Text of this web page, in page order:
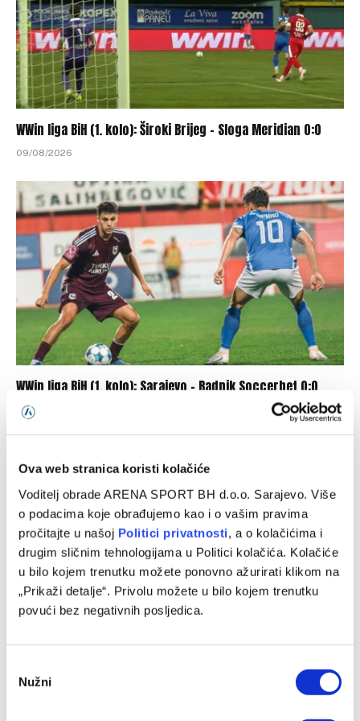
Ova web stranica koristi kolačiće
Voditelj obrade ARENA SPORT BH d.o.o. Sarajevo. Više
o podacima koje obrađujemo kao i o vašim pravima
pročitajte u našoj Politici privatnosti, a o kolačićima i
drugim sličnim tehnologijama u Politici kolačića. Kolačiće
u bilo kojem trenutku možete ponovno ažurirati klikom na
„Prikaži detalje“. Privolu možete u bilo kojem trenutku
povući bez negativnih posljedica.
Selection
Nužni
WWin liga BiH (1. kolo): Široki Brijeg – Sloga Meridian 0:0
09/08/2026
WWin liga BiH (1. kolo): Sarajevo – Radnik Soccerbet 0:0
08/08/2026
Bez pobjednika u duelu Širokog Brijega i Sloge na Pecari